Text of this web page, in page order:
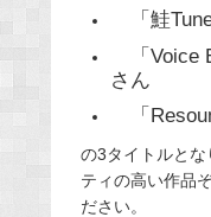
k
「鮭
「Voice
さん
「
の3タイトルとな
ティの高い作品
ださい。